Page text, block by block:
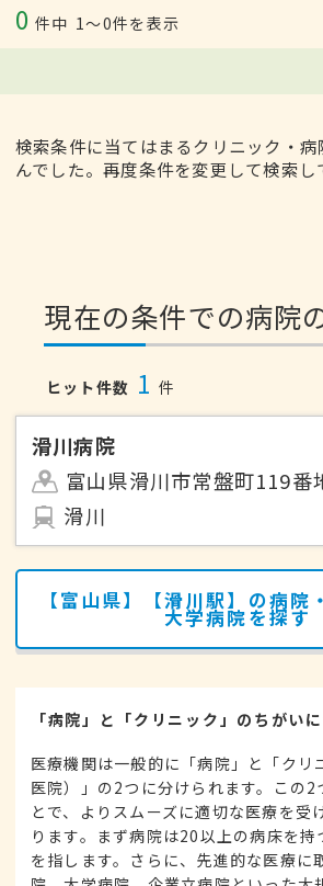
0 件中 1〜0件を表示
検索条件に当てはまるクリニック・
んでした。再度条件を変更して検索し
現在の条件での病院
ヒット件数 1 件
滑川病院
富山県滑川市常盤町119番
滑川
【富山県】【滑川駅】の病院
大学病院を探す
「病院」と「クリニック」のちがい
医療機関は一般的に「病院」と「クリ
医院）」の2つに分けられます。この2
とで、よりスムーズに適切な医療を受
ります。まず病院は20以上の病床を持
を指します。さらに、先進的な医療に